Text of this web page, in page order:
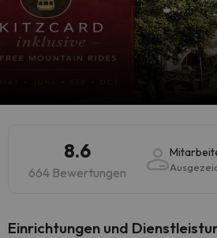
8.6
664 Bewertungen
​Einrichtungen und